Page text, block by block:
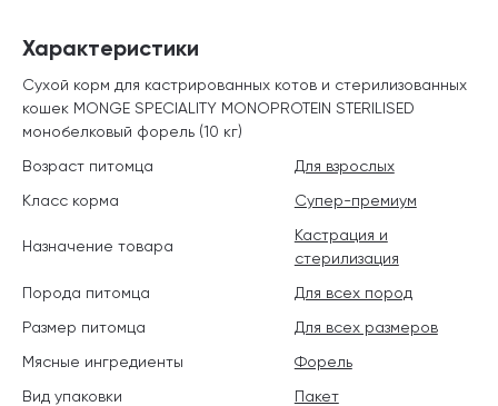
Характеристики
Сухой корм для кастрированных котов и стерилизованных
кошек MONGE SPECIALITY MONOPROTEIN STERILISED
монобелковый форель (10 кг)
Возраст питомца
Для взрослых
Класс корма
Супер-премиум
Назначение товара
Кастрация и
стерилизация
Порода питомца
Для всех пород
Размер питомца
Для всех размеров
Мясные ингредиенты
Форель
Вид упаковки
Пакет